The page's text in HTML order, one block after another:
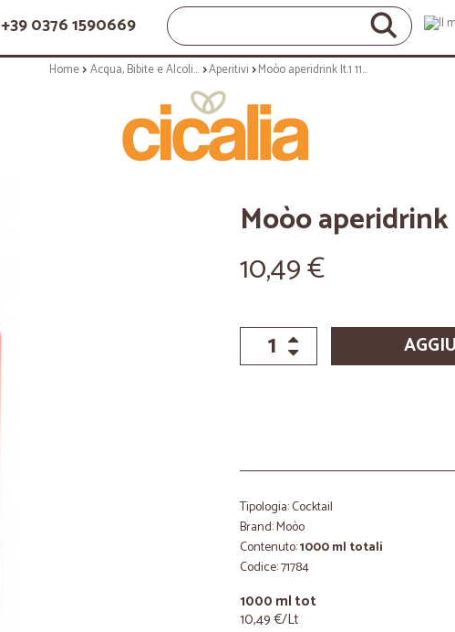
+39 0376 1590669
Home Acqua, Bibite e Alcolici Aperitivi Moòo aperidrink lt.1 11° sodil
Moòo aperidrink
10,49 €
Tipologia: Cocktail
Brand: Moòo
Contenuto:1000 ml totali
Codice: 71784
1000 ml tot
10,49 €/Lt